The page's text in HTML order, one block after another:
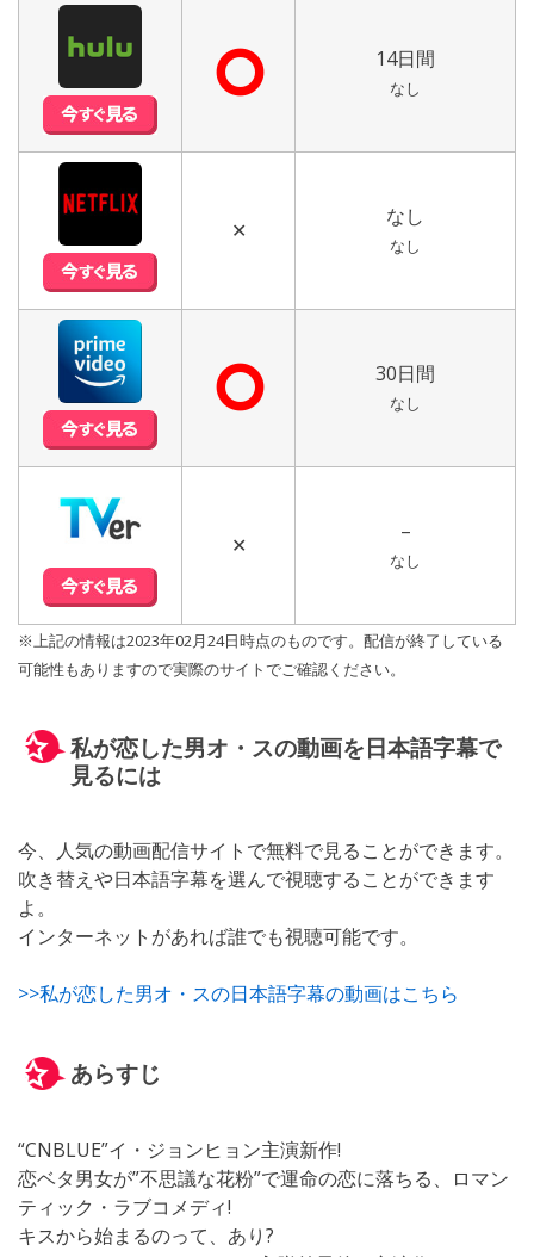
⭘ 14日間
なし
✕
なし
なし
⭘ 30日間
なし
✕
–
なし
※上記の情報は2023年02月24日時点のものです。配信が終了している
可能性もありますので実際のサイトでご確認ください。
私が恋した男オ・スの動画を日本語字幕で
見るには
今、人気の動画配信サイトで無料で見ることができます。
吹き替えや日本語字幕を選んで視聴することができます
よ。
インターネットがあれば誰でも視聴可能です。
>>私が恋した男オ・スの日本語字幕の動画はこちら
あらすじ
“CNBLUE”イ・ジョンヒョン主演新作!
恋ベタ男女が”不思議な花粉”で運命の恋に落ちる、ロマン
ティック・ラブコメディ!
キスから始まるのって、あり?